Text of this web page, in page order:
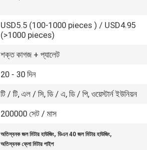
USD5.5 (100-1000 pieces ) / USD4.95
(>1000 pieces)
শক্ত কাগজ + প্যালেট
20 - 30 দিন
টি / টি, এল / সি, ডি / এ, ডি / পি, ওয়েস্টার্ন ইউনিয়ন
200000 সেট / মাস
অতিস্বনক জল মিটার হাউজিং,ডিএন 40 জল মিটার হাউজিং,
অতিস্বনক ফ্লো মিটার পাইপ